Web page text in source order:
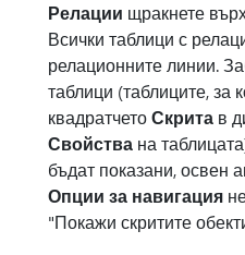
Релации щракнете
Всички таблици с
релационните линии.
таблици (таблиците, за
квадратчетоСкрита в
Свойства на
бъдат показани, освен
Опции за навигация
"Покажи скритите